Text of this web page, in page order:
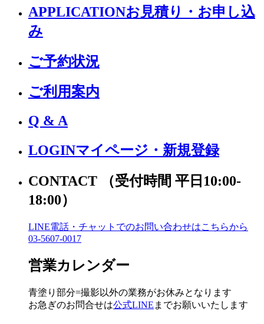
APPLICATIONお見積り・お申し込
み
ご予約状況
ご利用案内
Q & A
LOGINマイページ・新規登録
CONTACT
（受付時間 平日10:00-
18:00）
LINE電話・チャットでのお問い合わせはこちらから
03-5607-0017
営業カレンダー
青塗り 部分=撮影以外の業務がお休みとなります
お急ぎのお問合せは公式LINE までお願いいたします